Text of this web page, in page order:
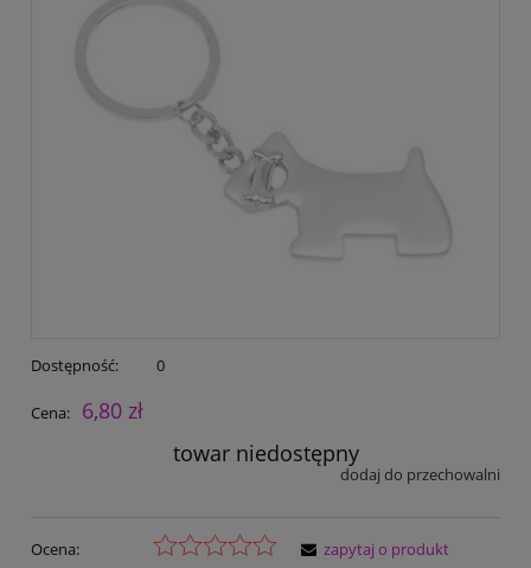
Dostępność: 0
Cena:
6,80 zł
towar niedostępny
dodaj do przechowalni
Ocena:
zapytaj o produkt